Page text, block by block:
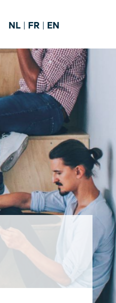
NL FR EN